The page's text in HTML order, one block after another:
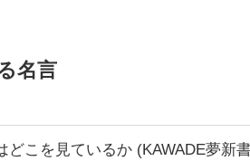
名言
こを見ているか (KAWADE夢新